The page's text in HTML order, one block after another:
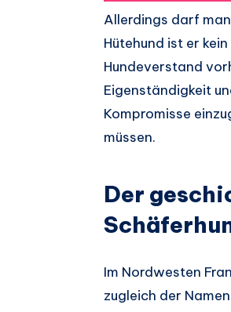
Allerdings darf
Hütehund ist er
Hundeverstand
Eigenständigkeit
Kompromisse
müssen.
Der
Im Nordwesten
zugleich der